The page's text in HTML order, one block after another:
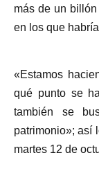
más de un
en los que
«Estamos
qué punto se
también se
patrimonio»; así
martes 12 de